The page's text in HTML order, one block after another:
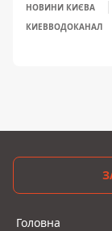
НОВИНИ КИЄВА
КИЕВВОДОКАНАЛ
Головна